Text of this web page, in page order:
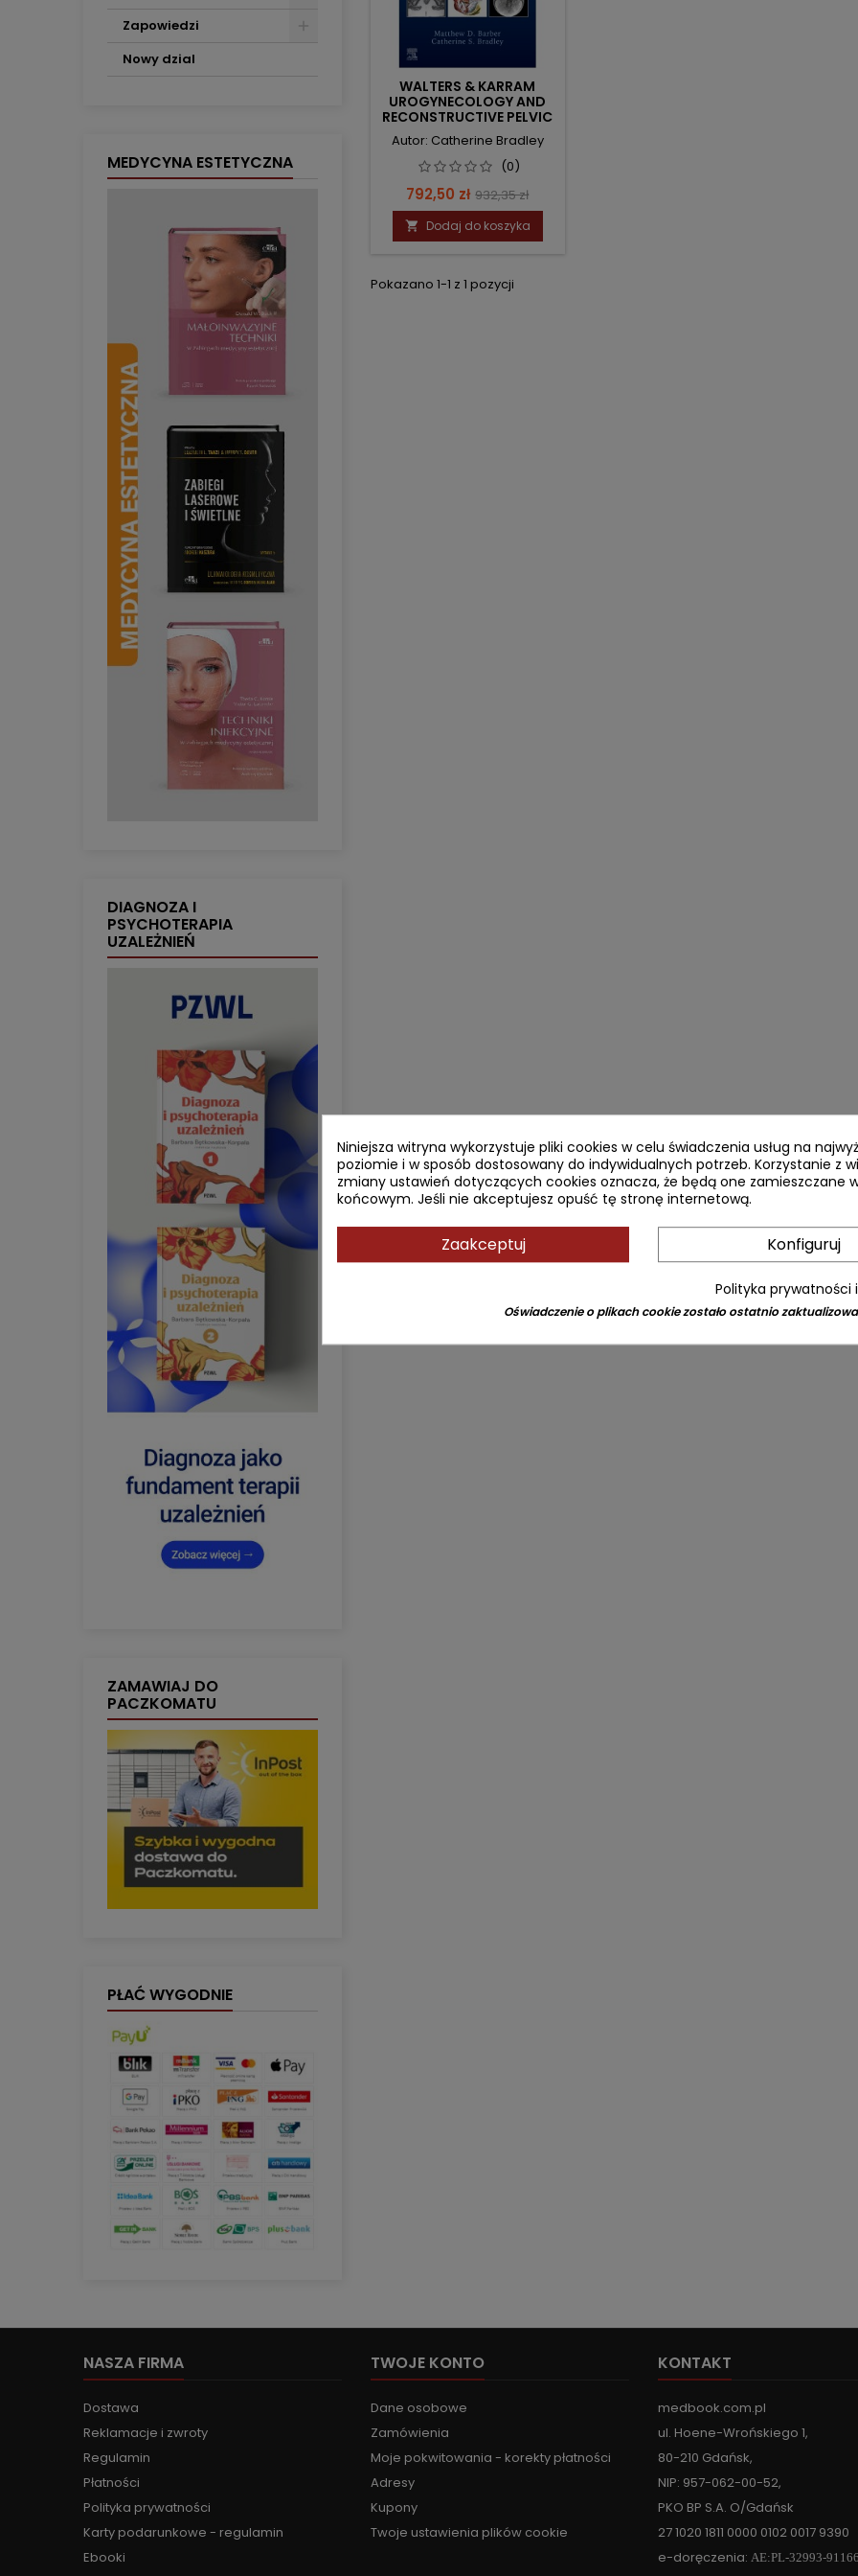
Zapowiedzi
Nowy dzial
MEDYCYNA ESTETYCZNA
DIAGNOZA I
PSYCHOTERAPIA
UZALEŻNIEŃ
ZAMAWIAJ DO
PACZKOMATU
PŁAĆ WYGODNIE
WALTERS & KARRAM
UROGYNECOLOGY AND
RECONSTRUCTIVE PELVIC
SURGERY
Autor: Catherine Bradley
(0)
Cena
792,50 zł Cena
podstawowa
932,35 zł
 Dodaj do koszyka
Pokazano 1-1 z 1 pozycji
NASZA FIRMA
Dostawa
Reklamacje i zwroty
Regulamin
Płatności
Polityka prywatności
Karty podarunkowe - regulamin
Ebooki
TWOJE KONTO
Dane osobowe
Zamówienia
Moje pokwitowania - korekty płatności
Adresy
Kupony
Twoje ustawienia plików cookie
KONTAKT
medbook.com.pl
ul. Hoene-Wrońskiego 1,
80-210 Gdańsk,
NIP: 957-062-00-52,
PKO BP S.A. O/Gdańsk
27 1020 1811 0000 0102 0017 9390
e-doręczenia: AE:PL-32993-
Niniejsza witryna wykorzystuje pliki cookies w celu świadczenia usług na
poziomie i w sposób dostosowany do indywidualnych potrzeb. Korzystanie z
zmiany ustawień dotyczących cookies oznacza, że będą one zamieszczane
końcowym. Jeśli nie akceptujesz opuść tę stronę internetową.
Zaakceptuj Konfiguruj
Polityka prywatności
Oświadczenie o plikach cookie zostało ostatnio